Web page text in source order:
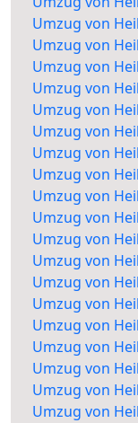
Umzug von
Umzug von
Umzug von
Umzug von
Umzug von
Umzug von
Umzug von
Umzug von
Umzug von
Umzug von
Umzug von
Umzug von
Umzug von
Umzug von
Umzug von
Umzug von
Umzug von
Umzug von
Umzug von